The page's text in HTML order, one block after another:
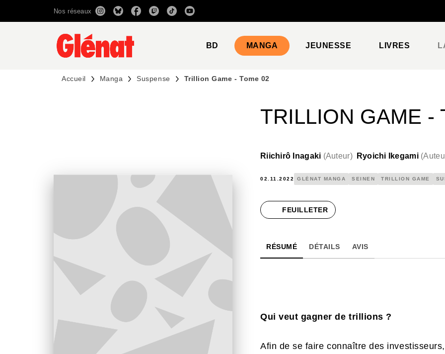
RECHERCHE CONTENU
Nos réseaux
BD MANGA JEUNESSE LIVRES
Accueil Manga Suspense Trillion Game - Tome 02
TRILLION GAME -
Riichirô Inagaki (Auteur) Ryoichi Ikegami (
02.11.2022 GLÉNAT MANGA SEINEN TRILLION GAME
FEUILLETER
RÉSUMÉ DÉTAILS AVIS
Qui veut gagner de trillions ?
Afin de se faire connaître des